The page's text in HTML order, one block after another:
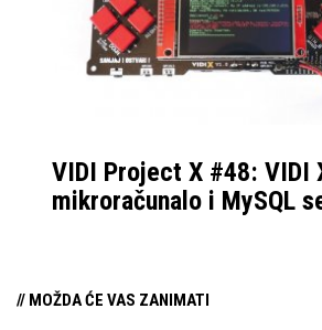
VIDI Project X #48: VIDI
mikroračunalo i MySQL
// MOŽDA ĆE VAS ZANIMATI